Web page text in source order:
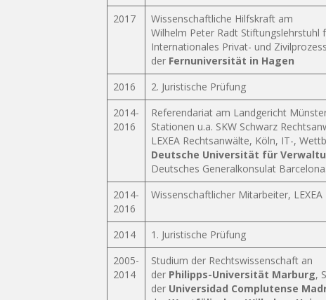
2017
Wissenschaftliche Hilfskraft am
Wilhelm Peter Radt Stiftungslehrstuhl
Internationales Privat- und
der Fernuniversität in Hagen
2016
2. Juristische Prüfung
2014-
2016
Referendariat am Landgericht
Stationen u.a. SKW Schwarz
LEXEA Rechtsanwälte, Köln, IT-,
Deutsche Universität für
Deutsches Generalkonsulat Barcelona.
2014-
2016
Wissenschaftlicher Mitarbeiter,
2014
1. Juristische Prüfung
2005-
2014
Studium der Rechtswissenschaft an
der Philipps-Universität Marburg,
der Universidad Complutense